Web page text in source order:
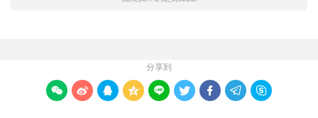
分享到
        